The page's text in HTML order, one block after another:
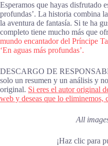
Esperamos que hayas disfrutado
profundas’. La historia combina
la aventura de fantasía. Si te ha
completo tiene mucho más que
mundo encantador del Príncipe
‘En aguas más profundas’.
DESCARGO DE
solo un resumen y un análisis y
original. Si eres el autor original
web y deseas que lo eliminemos,
All
¡Haz clic para